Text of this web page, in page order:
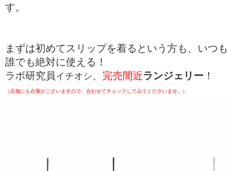
す。
まずは初めてスリップを着るという方も、いつ
誰でも絶対に使える！
ラボ研究員 イチオシ、 完売間近ランジェリー ！
（店舗にも在庫がございますので、合わせてチェックしてみてくださいませ。）